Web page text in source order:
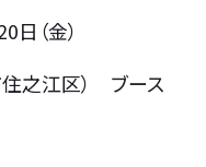
（金）
住之江区） ブース